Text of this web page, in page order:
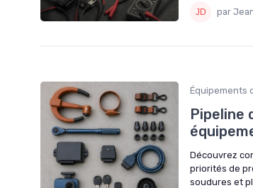
par
Équipements
Pipeline
Découvrez
priorités de
soudures et